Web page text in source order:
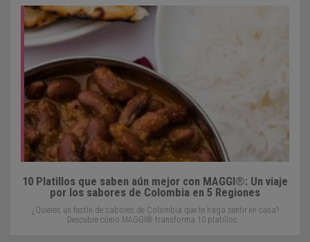
10 Platillos que saben aún mejor con MAGGI®: Un viaje
por los sabores de Colombia en 5 Regiones
¿Quieres un festín de sabores de Colombia que te haga sentir en casa?
Descubre cómo MAGGI® transforma 10 platillos...